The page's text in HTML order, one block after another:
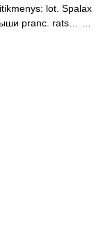
lot. Spalax
pranc. rats… …